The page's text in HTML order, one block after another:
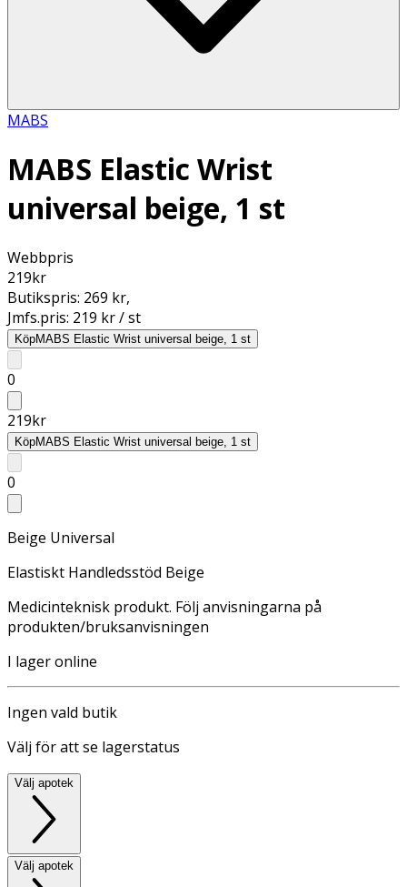
MABS
MABS Elastic Wrist
universal beige, 1 st
Webbpris
219kr
Butikspris: 269 kr,
Jmfs.pris: 219 kr / st
KöpMABS Elastic Wrist universal beige, 1 st
0
219kr
KöpMABS Elastic Wrist universal beige, 1 st
0
Beige Universal
Elastiskt Handledsstöd Beige
Medicinteknisk produkt. Följ anvisningarna på
produkten/bruksanvisningen
I lager online
Ingen vald butik
Välj för att se lagerstatus
Välj apotek
Välj apotek